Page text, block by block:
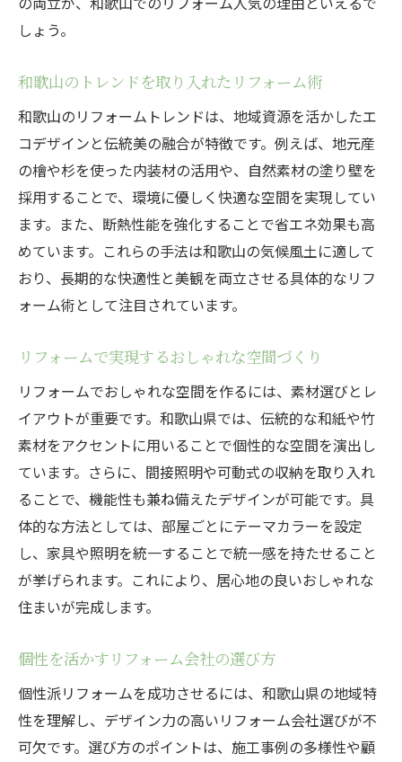
しょう。
和歌山のトレンドを取り入れたリフォーム術
和歌山のリフォームトレンドは、地域資源を活かしたエ
コデザインと伝統美の融合が特徴です。例えば、地元産
の檜や杉を使った内装材の活用や、自然素材の塗り壁を
採用することで、環境に優しく快適な空間を実現してい
ます。また、断熱性能を強化することで省エネ効果も高
めています。これらの手法は和歌山の気候風土に適して
おり、長期的な快適性と美観を両立させる具体的なリフ
ォーム術として注目されています。
リフォームで実現するおしゃれな空間づくり
リフォームでおしゃれな空間を作るには、素材選びとレ
イアウトが重要です。和歌山県では、伝統的な和紙や竹
素材をアクセントに用いることで個性的な空間を演出し
ています。さらに、間接照明や可動式の収納を取り入れ
ることで、機能性も兼ね備えたデザインが可能です。具
体的な方法としては、部屋ごとにテーマカラーを設定
し、家具や照明を統一することで統一感を持たせること
が挙げられます。これにより、居心地の良いおしゃれな
住まいが完成します。
個性を活かすリフォーム会社の選び方
個性派リフォームを成功させるには、和歌山県の地域特
性を理解し、デザイン力の高いリフォーム会社選びが不
可欠です。選び方のポイントは、施工事例の多様性や顧